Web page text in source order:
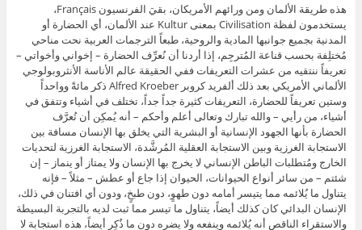
هذه طريقة الألمان ومن ورائهم الأمريكان، بقيَ الفرنسيون Français،
يستخدمون لفظة Civilisation بمعنى Kultur عند الألمان، أي الحضارة أو
المدنية بجميع جوانبها المادية والروحية، طبعاً الترجمات العربية نحت مناحي
مُختلِفة بحسب قناعة المُترجِم، إذا أردنا أن نُعرِّف الحضارة – إخواني وأخواتي –
تعريفاً ننتقيه من عشرات التعريفات ففي الحقيقة عالم الأناسة الأنثروبولوجي
الألماني الأمريكي بعد ذلك ألفريد كروبر Alfred Kroeber ذكر مائةً وواحداً
وستين تعريفاً للحضارة، التعريفات كثيرة جداً جداً، تختلف في أشياء وتتفق في
أشياء، من رأيي – والله تبارك وتعالى أعلم وأحكم – أنه يُمكِن أن تُعرَّف
الحضارة بأنها الجهود الإنسانية أو البشرية التي يخلق بها الإنسان مسافة بين
الاستجابة الغرزية وبين الاستجابة العقلية المُرشَّدة، الاستجابة الغرزية لتحديات
الخارج ومُتطلبات الباطن الإنساني لا يخرج بها الإنسان ولا يمتاز أو ينماز – إن
شئتم – من سائر أنواع الحيوانات، الحيوان إذا جاع أو عطش – مثلاً – فإنه
يتناول ما يُلائمه مما يتيسر أمامه دون طهوٍ، دون طبخٍ، ودون أي افتنان في ذلك،
الإنسان البدائي كان كذلك أيضاً، يتناول ما تيسر مما ثبت لديه بالتجربة البسيطة
والاستقراء الناقص أنه يُلائمه وينفعه ولا يضره دون ما ذُكِر أيضاً، هذه استجابة لا